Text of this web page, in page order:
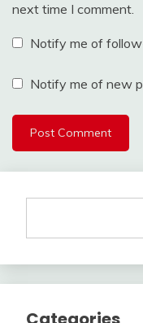
next time I comment.
Notify me of
Notify me of new